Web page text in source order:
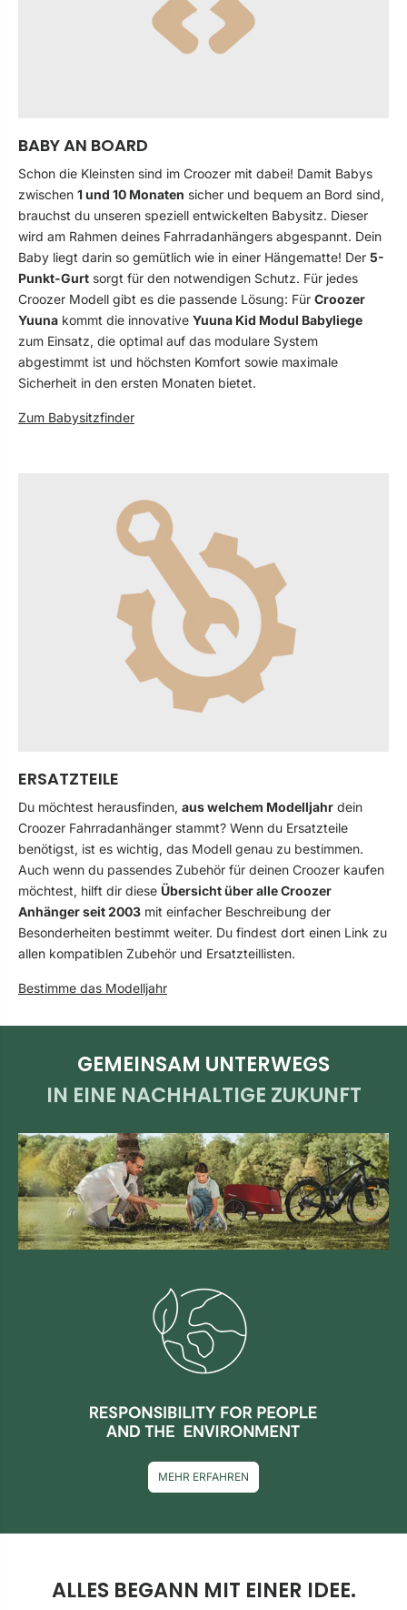
BABY AN BOARD
Schon die Kleinsten sind im Croozer mit dabei! Damit Babys
zwischen 1 und 10 Monaten sicher und bequem an Bord sind,
brauchst du unseren speziell entwickelten Babysitz. Dieser
wird am Rahmen deines Fahrradanhängers abgespannt. Dein
Baby liegt darin so gemütlich wie in einer Hängematte! Der 5-
Punkt-Gurt sorgt für den notwendigen Schutz. Für jedes
Croozer Modell gibt es die passende Lösung: Für Croozer
Yuuna kommt die innovative Yuuna Kid Modul Babyliege
zum Einsatz, die optimal auf das modulare System
abgestimmt ist und höchsten Komfort sowie maximale
Sicherheit in den ersten Monaten bietet.
Zum Babysitzfinder
ERSATZTEILE
Du möchtest herausfinden, aus welchem Modelljahr dein
Croozer Fahrradanhänger stammt? Wenn du Ersatzteile
benötigst, ist es wichtig, das Modell genau zu bestimmen.
Auch wenn du passendes Zubehör für deinen Croozer kaufen
möchtest, hilft dir diese Übersicht über alle Croozer
Anhänger seit 2003 mit einfacher Beschreibung der
Besonderheiten bestimmt weiter. Du findest dort einen Link zu
allen kompatiblen Zubehör und Ersatzteillisten.
Bestimme das Modelljahr
GEMEINSAM UNTERWEGS
IN EINE NACHHALTIGE ZUKUNFT
MEHR ERFAHREN
ALLES BEGANN MIT EINER IDEE.